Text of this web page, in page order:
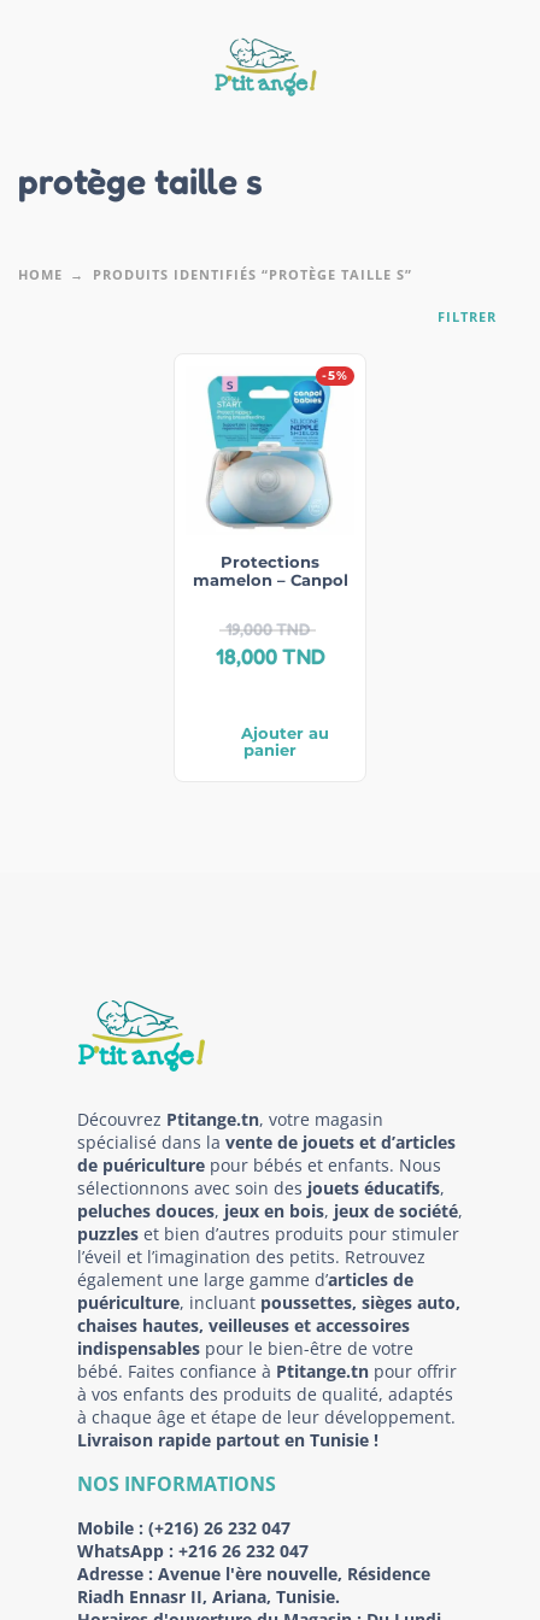
protège taille s
HOME PRODUITS IDENTIFIÉS “PROTÈGE TAILLE S”
FILTRER
-5%
Protections
mamelon – Canpol
19,000TND
18,000TND
Ajouter au
panier
Découvrez Ptitange.tn, votre magasin
spécialisé dans la vente de jouets et d’articles
de puériculture pour bébés et enfants. Nous
sélectionnons avec soin des jouets éducatifs,
peluches douces, jeux en bois, jeux de société,
puzzles et bien d’autres produits pour stimuler
l’éveil et l’imagination des petits. Retrouvez
également une large gamme d’articles de
puériculture, incluant poussettes, sièges auto,
chaises hautes, veilleuses et accessoires
indispensables pour le bien-être de votre
bébé. Faites confiance à Ptitange.tn pour offrir
à vos enfants des produits de qualité, adaptés
à chaque âge et étape de leur développement.
Livraison rapide partout en Tunisie !
NOS INFORMATIONS
Mobile : (+216) 26 232 047
WhatsApp : +216 26 232 047
Adresse : Avenue l'ère nouvelle, Résidence
Riadh Ennasr II, Ariana, Tunisie.